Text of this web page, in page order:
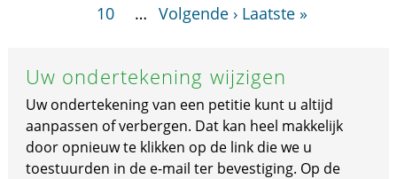
10
… Volgende › Laatste »
Uw ondertekening wijzigen
Uw ondertekening van een petitie kunt u altijd
aanpassen of verbergen. Dat kan heel makkelijk
door opnieuw te klikken op de link die we u
toestuurden in de e-mail ter bevestiging. Op de